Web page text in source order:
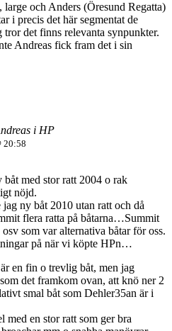
large och Anders (Öresund Regatta)
i precis det här segmentat de
tror det finns relevanta synpunkter.
Andreas fick fram det i sin
i HP
20:58
båt med stor ratt 2004 o rak
nöjd.
jag ny båt 2010 utan ratt och då
flera ratta på båtarna…Summit
som var alternativa båtar för oss.
på när vi köpte HPn…
en fin o trevlig båt, men jag
det framkom ovan, att knö ner 2
smal båt som Dehler35an är i
med en stor ratt som ger bra